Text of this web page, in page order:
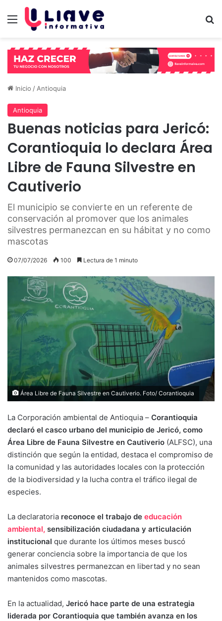
Menú
Inicio / Antioquia
Antioquia
Buenas noticias para Jericó:
Corantioquia lo declara Área
Libre de Fauna Silvestre en
Cautiverio
El municipio se convierte en un referente de
conservación al promover que los animales
silvestres permanezcan en su hábitat y no como
mascotas
07/07/2026 100 Lectura de 1 minuto
Área Libre de Fauna Silvestre en Cautiverio. Foto/ Corantioquia
La Corporación ambiental de Antioquia – Corantioquia
declaró el casco urbano del municipio de Jericó, como
Área Libre de Fauna Silvestre en Cautiverio (ALFSC), una
distinción que según la entidad, destaca el compromiso de
la comunidad y las autoridades locales con la protección
de la biodiversidad y la lucha contra el tráfico ilegal de
especies.
La declaratoria reconoce el trabajo de educación
ambiental, sensibilización ciudadana y articulación
institucional que durante los últimos meses buscó
generar conciencia sobre la importancia de que los
animales silvestres permanezcan en libertad y no sean
mantenidos como mascotas.
En la actualidad, Jericó hace parte de una estrategia
liderada por Corantioquia que también avanza en los